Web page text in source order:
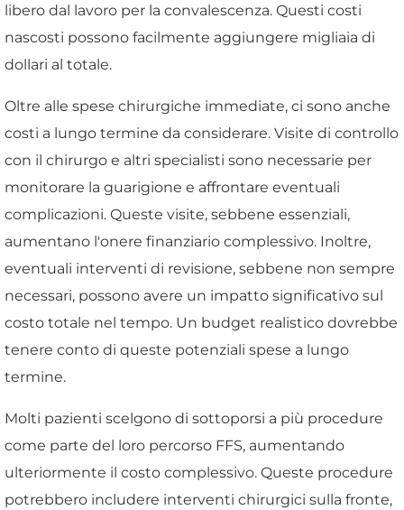
libero dal lavoro per la convalescenza. Questi costi
nascosti possono facilmente aggiungere migliaia di
dollari al totale.
Oltre alle spese chirurgiche immediate, ci sono anche
costi a lungo termine da considerare. Visite di controllo
con il chirurgo e altri specialisti sono necessarie per
monitorare la guarigione e affrontare eventuali
complicazioni. Queste visite, sebbene essenziali,
aumentano l'onere finanziario complessivo. Inoltre,
eventuali interventi di revisione, sebbene non sempre
necessari, possono avere un impatto significativo sul
costo totale nel tempo. Un budget realistico dovrebbe
tenere conto di queste potenziali spese a lungo
termine.
Molti pazienti scelgono di sottoporsi a più procedure
come parte del loro percorso FFS, aumentando
ulteriormente il costo complessivo. Queste procedure
potrebbero includere interventi chirurgici sulla fronte,